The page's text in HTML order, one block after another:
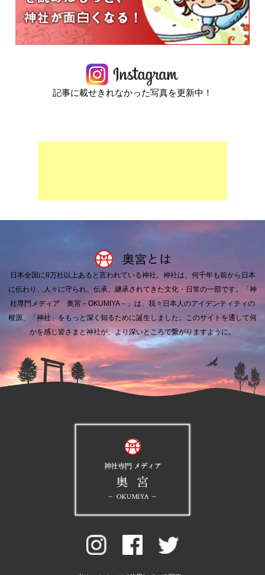
記事に載せきれなかった写真を更新中！
日本全国に8万社以上あると言われている神社。 神社は、何千年も前から日本
に伝わり、人々に守られ、伝承、継承されてきた文化・日常の一部です。
「神
社専門メディア 奥宮－OKUMIYA－」は、我々日本人のアイデンティティの
根源、「神社」をもっと深く知るために誕生しました。 このサイトを通して何
かを感じ皆さまと神社が、より深いところで繋がりますように。